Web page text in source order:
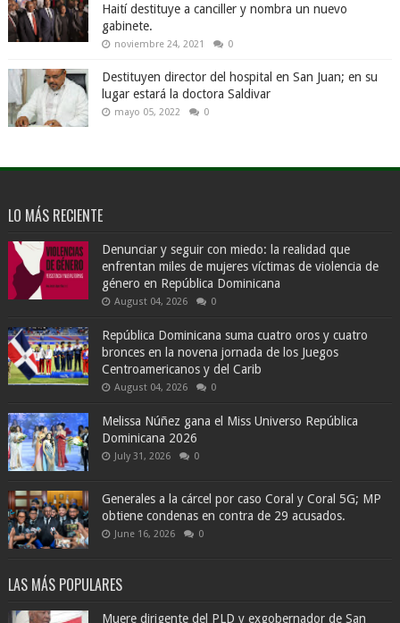
Haití destituye a canciller y nombra un nuevo
gabinete.
noviembre 24, 2021 0
Destituyen director del hospital en San Juan; en su
lugar estará la doctora Saldivar
mayo 05, 2022 0
LO MÁS RECIENTE
Denunciar y seguir con miedo: la realidad que
enfrentan miles de mujeres víctimas de violencia de
género en República Dominicana
August 04, 2026 0
República Dominicana suma cuatro oros y cuatro
bronces en la novena jornada de los Juegos
Centroamericanos y del Carib
August 04, 2026 0
Melissa Núñez gana el Miss Universo República
Dominicana 2026
July 31, 2026 0
Generales a la cárcel por caso Coral y Coral 5G; MP
obtiene condenas en contra de 29 acusados.
June 16, 2026 0
LAS MÁS POPULARES
Muere dirigente del PLD y exgobernador de San